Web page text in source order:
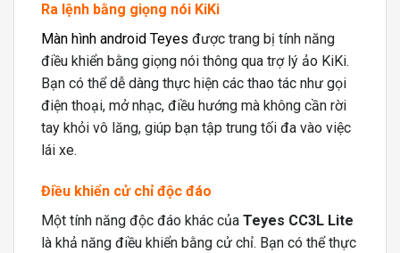
Ra lệnh bằng giọng nói KiKi
Màn hình android Teyes được trang bị tính năng
điều khiển bằng giọng nói thông qua trợ lý ảo KiKi.
Bạn có thể dễ dàng thực hiện các thao tác như gọi
điện thoại, mở nhạc, điều hướng mà không cần rời
tay khỏi vô lăng, giúp bạn tập trung tối đa vào việc
lái xe.
Điều khiển cử chỉ độc đáo
Một tính năng độc đáo khác của Teyes CC3L Lite
là khả năng điều khiển bằng cử chỉ. Bạn có thể thực